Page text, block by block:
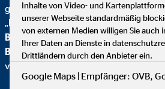
geehrt. Zusätzlich erhielten wir vom
„FairCompany“-Siegel, bewertet
Beschäftigung und Employability
Brancheninitiative Nachhaltigkeit
verantwortungsvolle Beratung ein.
Inhalte von Video- und
unserer Webseite standardmäßig
von externen Medien willigen Sie auch
Ihrer Daten an Dienste in
Drittländern durch den Anbieter ein.
Google Maps | Empfänger: OVB,